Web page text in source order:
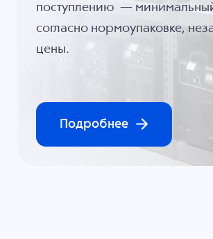
поступлению —
согласно нормоупаковке,
цены.
Подробнее